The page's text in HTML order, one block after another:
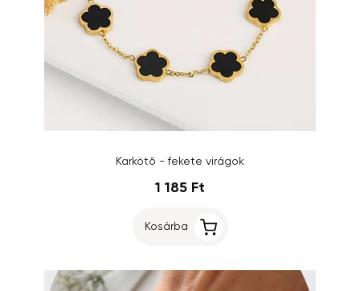
Karkötő - fekete virágok
1 185 Ft
Kosárba